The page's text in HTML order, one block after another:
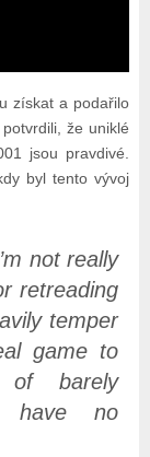
získat a podařilo
že uniklé
jsou pravdivé.
byl tento vývoj
not really
retreading
temper
game to
of barely
have no